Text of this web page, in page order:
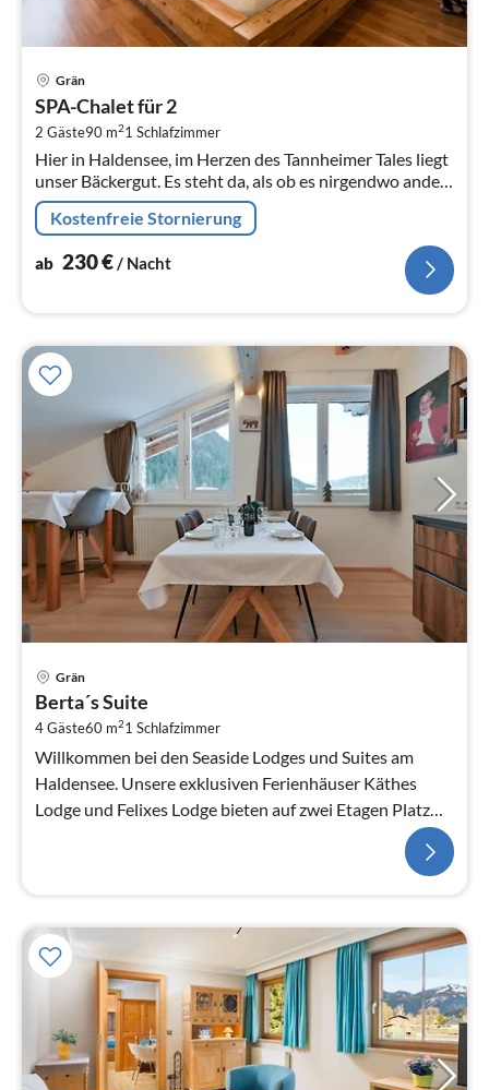
Grän
SPA-Chalet für 2
2 Gäste90 m21 Schlafzimmer
Hier in Haldensee, im Herzen des Tannheimer Tales liegt
unser Bäckergut. Es steht da, als ob es nirgendwo anders
auf dieser Welt hingehört.
Kostenfreie Stornierung
ab 230€/ Nacht
Grän
Berta´s Suite
4 Gäste60 m21 Schlafzimmer
Willkommen bei den Seaside Lodges und Suites am
Haldensee. Unsere exklusiven Ferienhäuser Käthes
Lodge und Felixes Lodge bieten auf zwei Etagen Platz